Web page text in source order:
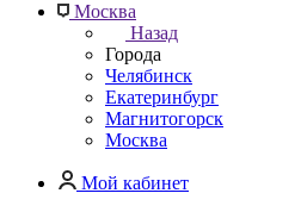
Москва
Назад
Города
Челябинск
Екатеринбург
Магнитогорск
Москва
Мой кабинет